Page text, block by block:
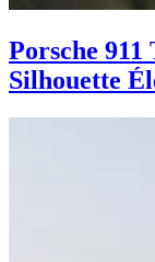
Porsche 911
Silhouette